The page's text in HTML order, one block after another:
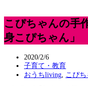
こぴちゃんの手
身こぴちゃん」
2020/2/6
子育て・教育
おうちliving
こぴ